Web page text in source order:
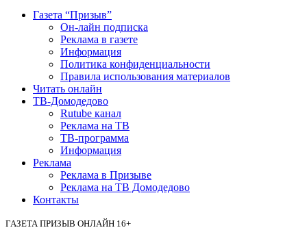
Газета “Призыв”
Он-лайн подписка
Реклама в газете
Информация
Политика конфиденциальности
Правила использования материалов
Читать онлайн
ТВ-Домодедово
Rutube канал
Реклама на ТВ
ТВ-программа
Информация
Реклама
Реклама в Призыве
Реклама на ТВ Домодедово
Контакты
ГАЗЕТА ПРИЗЫВ ОНЛАЙН 16+